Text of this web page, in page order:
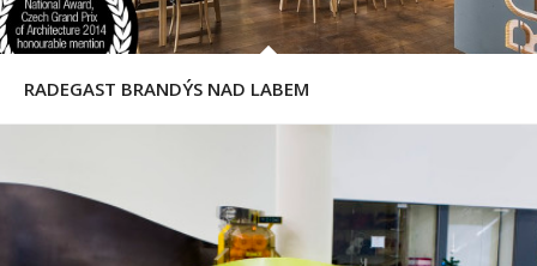
RADEGAST BRANDÝS NAD LABEM